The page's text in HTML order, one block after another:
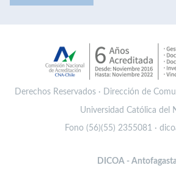
Derechos Reservados · Dirección de
Universidad Católica del
Fono (56)(55) 2355081 ·
DICOA -